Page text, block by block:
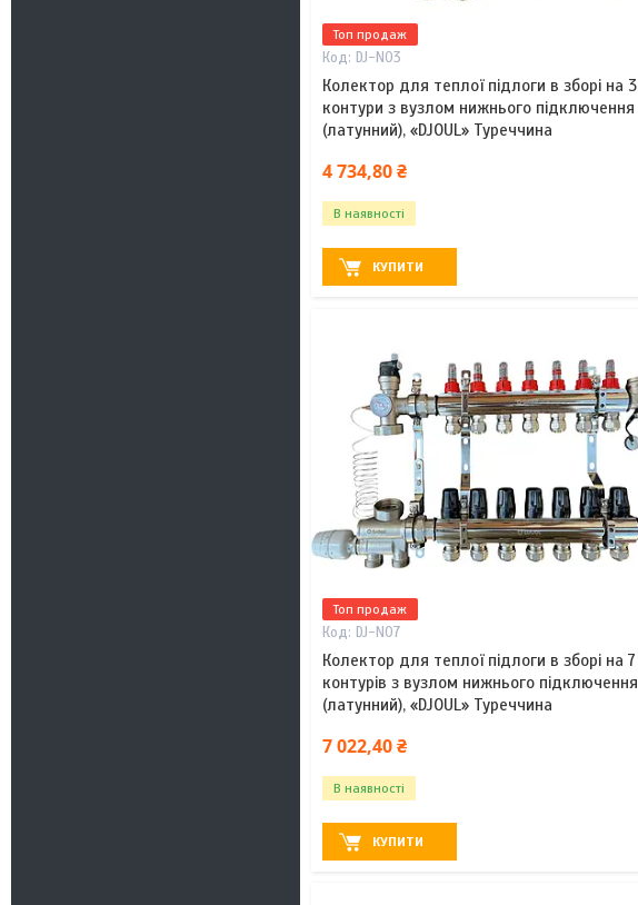
Топ продаж
DJ-N03
Колектор для теплої підлоги в зборі на 3
контури з вузлом нижнього підключення
(латунний), «DJOUL» Туреччина
4 734,80 ₴
В наявності
КУПИТИ
Топ продаж
DJ-N07
Колектор для теплої підлоги в зборі на 7
контурів з вузлом нижнього підключення
(латунний), «DJOUL» Туреччина
7 022,40 ₴
В наявності
КУПИТИ